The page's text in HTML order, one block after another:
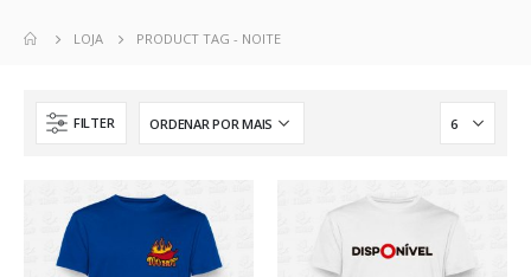
LOJA PRODUCT TAG - NOITE
FILTER